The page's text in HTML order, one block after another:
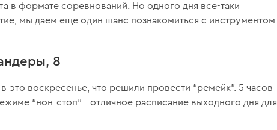
в формате соревнований. Но одного дня все-таки
мы даем еще один шанс познакомиться с инструментом
8
воскресенье, что решили провести “ремейк”. 5 часов
“нон-стоп” - отличное расписание выходного дня для